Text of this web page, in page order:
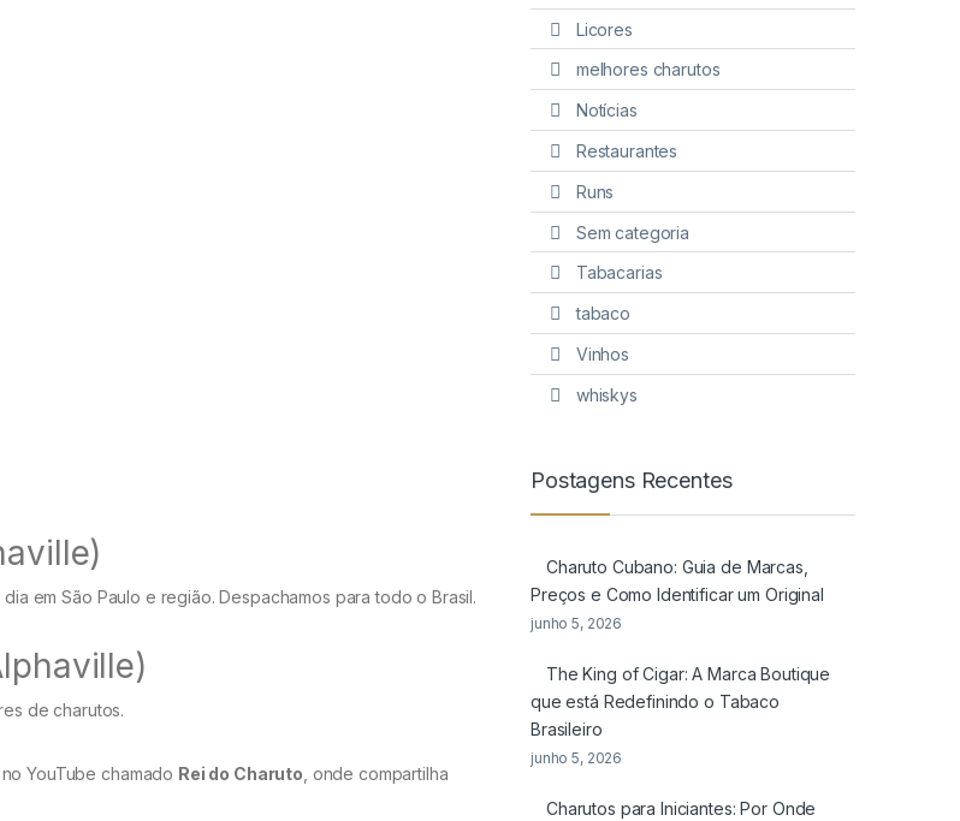
em São Paulo e região. Despachamos para todo o Brasil.
de charutos.
YouTube chamado Rei do Charuto , onde compartilha
Licores
melhores charutos
Notícias
Restaurantes
Runs
Sem categoria
Tabacarias
tabaco
Vinhos
whiskys
Postagens Recentes
Charuto Cubano: Guia de Marcas,
Preços e Como Identificar um Original
junho 5, 2026
The King of Cigar: A Marca Boutique
que está Redefinindo o Tabaco
Brasileiro
junho 5, 2026
Charutos para Iniciantes: Por Onde